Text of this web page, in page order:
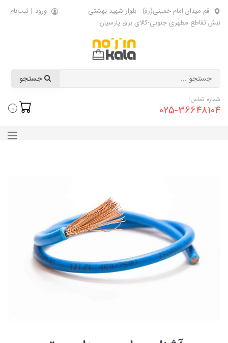
قم-میدان امام خمینی(ره) - بلوار شهید بهشتی-
نبش تقاطع مطهری جنوبی-کالای برق پارسیان
ورود | ثبت‌نام
شماره تماس:
025-36648104
0